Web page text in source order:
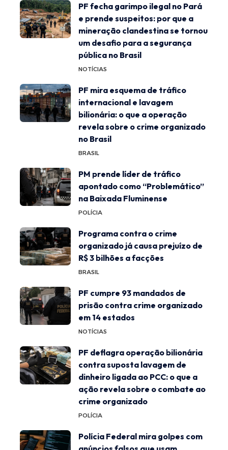
PF fecha garimpo ilegal no Pará
e prende suspeitos: por que a
mineração clandestina se tornou
um desafio para a segurança
pública no Brasil
NOTÍCIAS
PF mira esquema de tráfico
internacional e lavagem
bilionária: o que a operação
revela sobre o crime organizado
no Brasil
BRASIL
PM prende líder de tráfico
apontado como “Problemático”
na Baixada Fluminense
POLÍCIA
Programa contra o crime
organizado já causa prejuízo de
R$ 3 bilhões a facções
BRASIL
PF cumpre 93 mandados de
prisão contra crime organizado
em 14 estados
NOTÍCIAS
PF deflagra operação bilionária
contra suposta lavagem de
dinheiro ligada ao PCC: o que a
ação revela sobre o combate ao
crime organizado
POLÍCIA
Polícia Federal mira golpes com